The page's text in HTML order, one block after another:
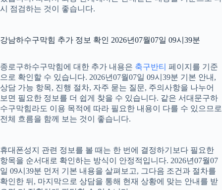
시 점검하는 것이 좋습니다.
강남하수구막힘 추가 정보 확인 2026년07월07일 09시39분
종로구하수구막힘에 대한 추가 내용은 축구반티 페이지를 기준
으로 확인할 수 있습니다. 2026년07월07일 09시39분 기본 안내,
상담 가능 항목, 진행 절차, 자주 묻는 질문, 주의사항을 나누어
보면 필요한 정보를 더 쉽게 찾을 수 있습니다. 같은 서대문구하
수구막힘라도 이용 목적에 따라 필요한 내용이 다를 수 있으므로
전체 흐름을 함께 보는 것이 좋습니다.
휴대폰성지 관련 정보를 볼 때는 한 번에 결정하기보다 필요한
항목을 순서대로 확인하는 방식이 안정적입니다. 2026년07월07
일 09시39분 먼저 기본 내용을 살펴보고, 그다음 조건과 절차를
확인한 뒤, 마지막으로 상담을 통해 현재 상황에 맞는 안내를 받